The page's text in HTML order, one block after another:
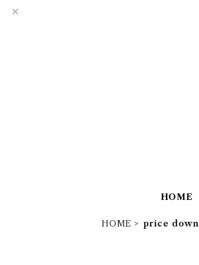
HOME
HOME price down